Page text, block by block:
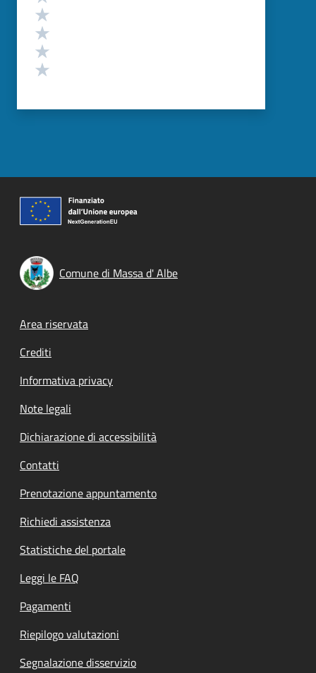
Comune di Massa d' Albe
Footer menu
Area riservata
Crediti
Informativa privacy
Note legali
Dichiarazione di accessibilità
Contatti
Prenotazione appuntamento
Richiedi assistenza
Statistiche del portale
Leggi le FAQ
Pagamenti
Riepilogo valutazioni
Segnalazione disservizio